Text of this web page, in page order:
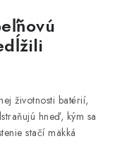
životnosti batérií,
hneď, kým sa
stačí mäkká